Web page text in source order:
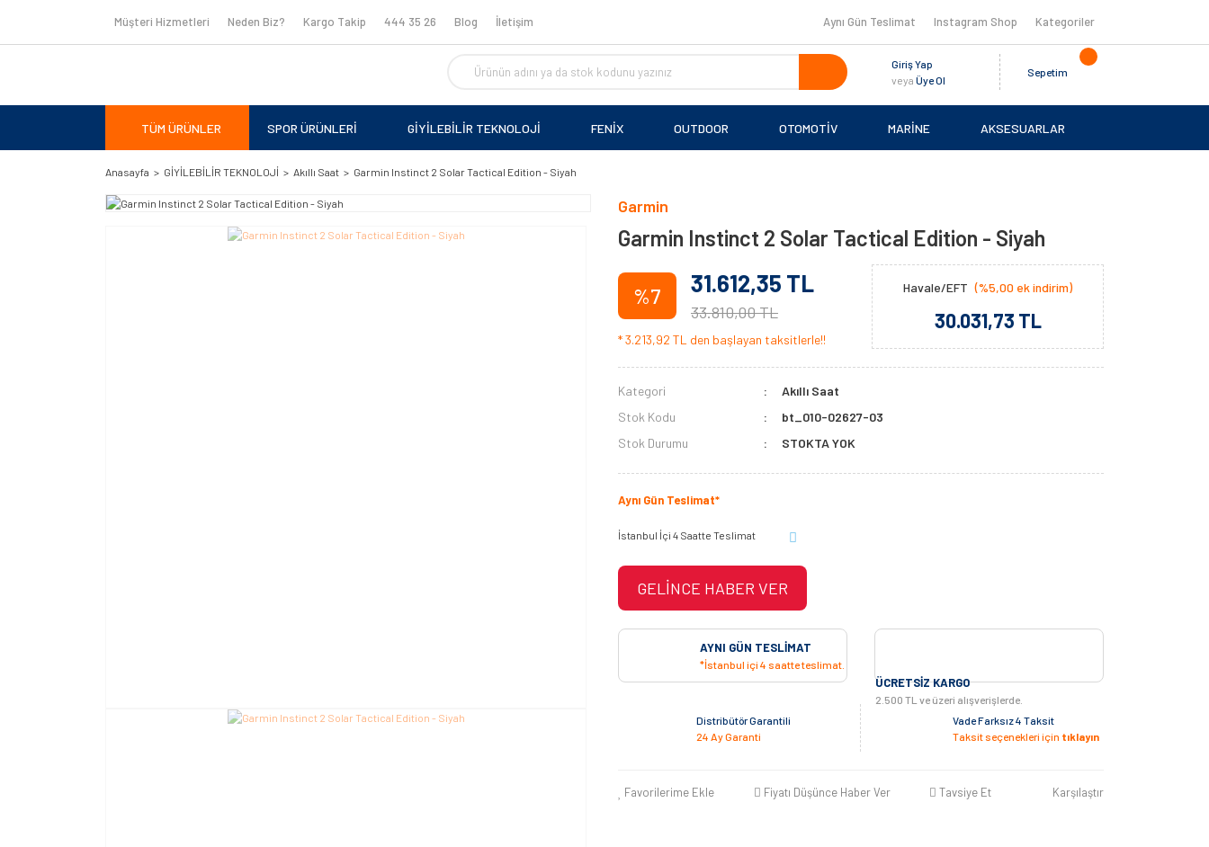
Müşteri Hizmetleri Neden Biz? Kargo Takip 444 35 26 Blog İletişim Aynı Gün Teslimat Instagram Shop Kategoriler
Giriş Yap
veya Üye Ol
Sepetim
TÜM ÜRÜNLER SPOR ÜRÜNLERİ GİYİLEBİLİR TEKNOLOJİ FENİX OUTDOOR OTOMOTİV MARİNE AKSESUARLAR
Anasayfa GİYİLEBİLİR TEKNOLOJİ Akıllı Saat Garmin Instinct 2 Solar Tactical Edition - Siyah
Garmin
Garmin Instinct 2 Solar Tactical Edition - Siyah
%7 31.612,35 TL
33.810,00 TL
* 3.213,92 TL den başlayan taksitlerle!!
Havale/EFT (%5,00 ek indirim)
30.031,73 TL
Kategori
Akıllı Saat
Stok Kodu
bt_010-02627-03
Stok Durumu
STOKTA YOK
Aynı Gün Teslimat*
İstanbul İçi 4 Saatte Teslimat
GELİNCE HABER VER
AYNI GÜN TESLIMAT
*İstanbul içi 4 saatte teslimat.
ÜCRETSIZ KARGO
2.500 TL ve üzeri alışverişlerde.
Distribütör Garantili
24 Ay Garanti
Vade Farksız 4 Taksit
Taksit seçenekleri için tıklayın
Favorilerime Ekle Fiyatı Düşünce Haber Ver Tavsiye Et Karşılaştır